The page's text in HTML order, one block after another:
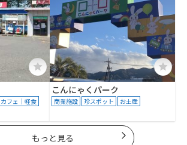
カフェ｜軽食
こんにゃくパーク
商業施設 珍スポット お土産
もっと見る